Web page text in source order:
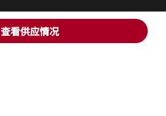
查看供应情况